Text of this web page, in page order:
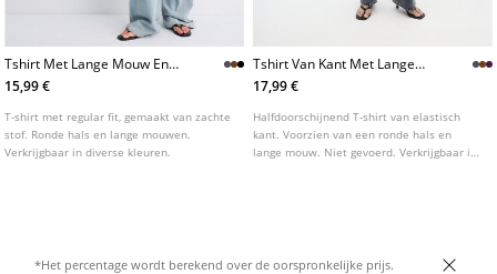
Tshirt Met Lange Mouw En
Zachte Touch
15,99 €
T-shirt met regular fit, gemaakt van zachte
stof. Ronde hals en lange mouwen.
Verkrijgbaar in diverse kleuren.
Tshirt Van Kant Met Lange
Mouwen
17,99 €
Halfdoorschijnend T-shirt van elastisch
kant. Voorzien van een ronde hals en
lange mouw. Niet gevoerd. Verkrijgbaar in
*Het percentage wordt berekend over de oorspronkelijke prijs.